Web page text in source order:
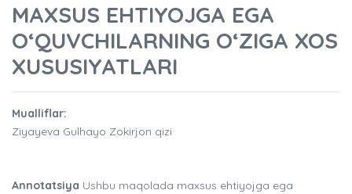
MAXSUS EHTIYOJGA EGA
O‘QUVCHILARNING O‘ZIGA XOS
XUSUSIYATLARI
Mualliflar:
Ziyayeva Gulhayo Zokirjon qizi
Annotatsiya Ushbu maqolada maxsus ehtiyojga ega